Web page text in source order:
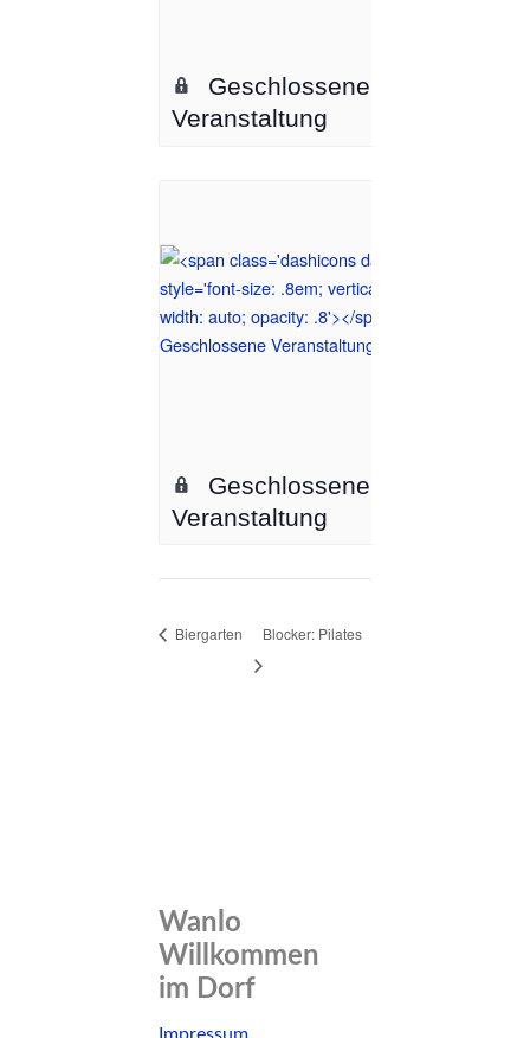
Geschlossene
Veranstaltung
Geschlossene
Veranstaltung
Biergarten Blocker: Pilates
Wanlo
Willkommen
im Dorf
Skip